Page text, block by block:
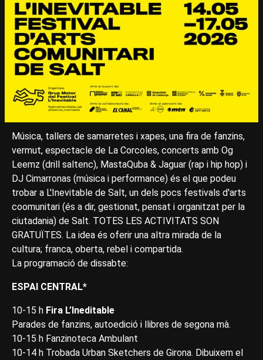
Música, tallers de samarretes i xapes, una fira de fanzins,
vermut, espectacle de La Corcoles, concerts amb Og
Leemz (drill saltenc), MastaQuba & Jaguar (rap i hip hop) i
DJ Cimarronas (música i performance) és el que podeu
trobar a L'Inevitable de Salt, un dels pocs festivals d'arts
coomunitari (és a dir, gestionat, pensat i organitzat per la
ciutadania) de Salt. TOTES LES ACTIVITATS SON
GRATUÏTES. La idea és oferir una altra mirada de la
cultura; franca, oberta, rebel i compartida.
La programació de dissabte:
ESPAI CENTRAL*
10-15 h Fira L’Ineditable
Parades de fanzins, autoedició i llibres de segona mà.
10-15 h Fanzinoteca Ambulant
10-14 h Trobada Urban Sketchers de Girona. Dibuixem el